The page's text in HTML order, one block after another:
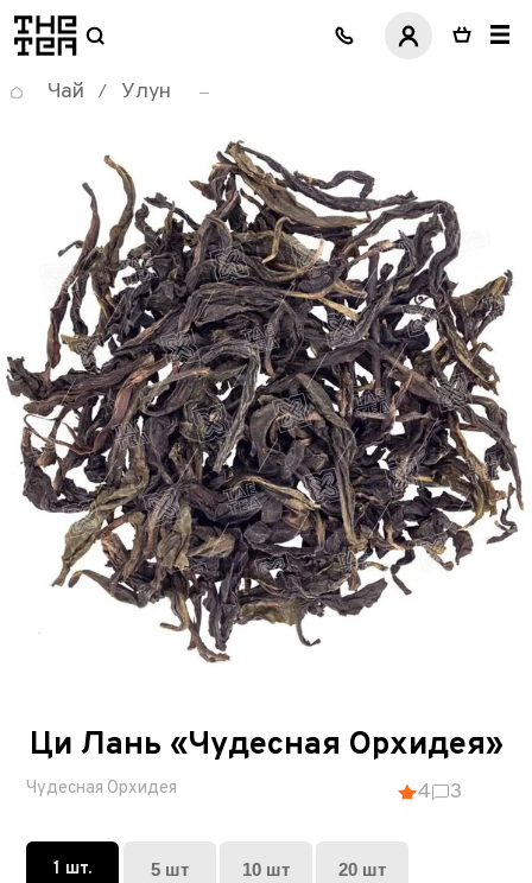
логотип
Чай / Улун
Ци Лань «Чудесная Орхидея»
Чудесная Орхидея 4 3
1 шт. 5 шт 10 шт 20 шт